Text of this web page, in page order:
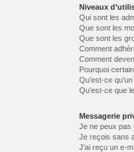
Niveaux
Qui sont les
Que sont les
Que sont les
Comment
Comment
Pourquoi
Qu’est-ce
Qu’est-ce que
Messagerie
Je ne peux pas
Je reçois sans
J’ai reçu un e-